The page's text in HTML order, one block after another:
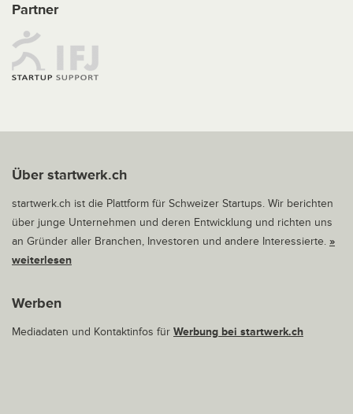
Partner
Über startwerk.ch
startwerk.ch ist die Plattform für Schweizer Startups. Wir berichten
über junge Unternehmen und deren Entwicklung und richten uns
an Gründer aller Branchen, Investoren und andere Interessierte. »
weiterlesen
Werben
Mediadaten und Kontaktinfos für Werbung bei startwerk.ch